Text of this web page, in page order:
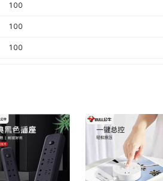
100
100
100
100
100
100